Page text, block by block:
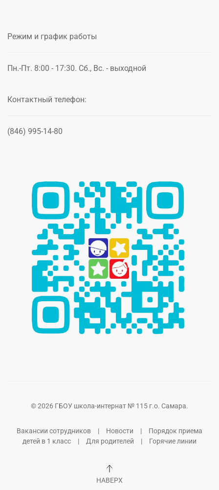
Режим и график работы
Пн.-Пт. 8:00 - 17:30. Сб., Вс. - выходной
Контактный телефон:
(846) 995-14-80
©2026 ГБОУ школа-интернат № 115 г.о. Самара.
Вакансии сотрудников | Новости | Порядок приема
детей в 1 класс | Для родителей | Горячие линии
НАВЕРХ